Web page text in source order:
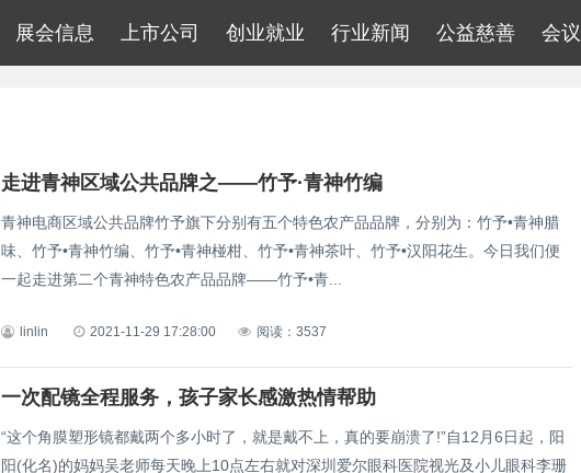
展会信息 上市公司 创业就业 行业新闻 公益慈善 会
走进青神区域公共品牌之——竹予·青神竹编
青神电商区域公共品牌竹予旗下分别有五个特色农产品品牌，分别为：竹予•青神腊
味、竹予•青神竹编、竹予•青神椪柑、竹予•青神茶叶、竹予•汉阳花生。今日我们便
一起走进第二个青神特色农产品品牌——竹予•青...
linlin 2021-11-29 17:28:00 阅读：3537
一次配镜全程服务，孩子家长感激热情帮助
“这个角膜塑形镜都戴两个多小时了，就是戴不上，真的要崩溃了!”自12月6日起，阳
阳(化名)的妈妈吴老师每天晚上10点左右就对深圳爱尔眼科医院视光及小儿眼科李珊